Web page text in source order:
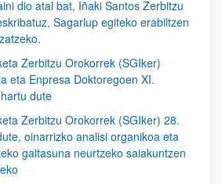
dio atal bat, Iñaki Santos Zerbitzu
Sagarlup egiteko erabiltzen
Zerbitzu Orokorrek (SGIker)
eta Enpresa Doktoregoen XI.
dute
Zerbitzu Orokorrek (SGIker) 28.
oinarrizko analisi organikoa eta
gaitasuna neurtzeko saiakuntzen